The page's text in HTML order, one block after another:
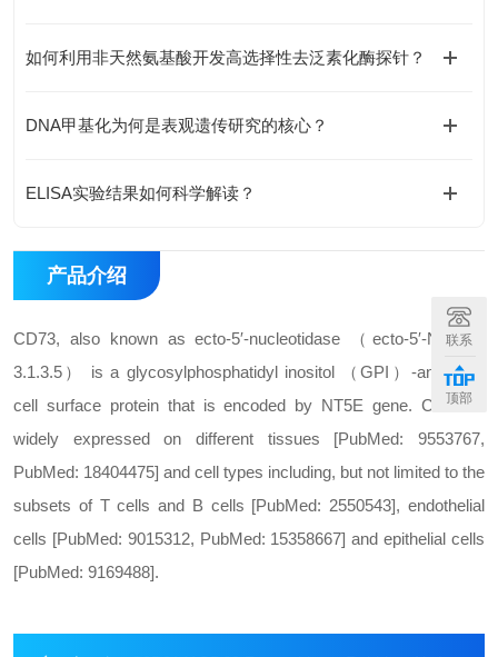
如何利用非天然氨基酸开发高选择性去泛素化酶探针？
DNA甲基化为何是表观遗传研究的核心？
ELISA实验结果如何科学解读？
产品介绍
CD73, also known as ecto-5′-nucleotidase （ecto-5′-NT, EC
3.1.3.5） is a glycosylphosphatidyl inositol （GPI）-anchored
cell surface protein that is encoded by NT5E gene. CD73 is
widely expressed on different tissues [PubMed: 9553767,
PubMed: 18404475] and cell types including, but not limited to the
subsets of T cells and B cells [PubMed: 2550543], endothelial
cells [PubMed: 9015312, PubMed: 15358667] and epithelial cells
[PubMed: 9169488].
联系
顶部